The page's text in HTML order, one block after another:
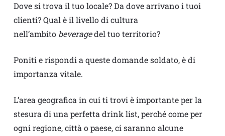
Dove si trova il tuo locale? Da dove arrivano i tuoi
clienti? Qual è il livello di cultura
nell’ambito beveragedel tuo territorio?
Poniti e rispondi a queste domande soldato, è di
importanza vitale.
L’area geografica in cui ti trovi è importante per la
stesura di una perfetta drink list, perché come per
ogni regione, città o paese, ci saranno alcune